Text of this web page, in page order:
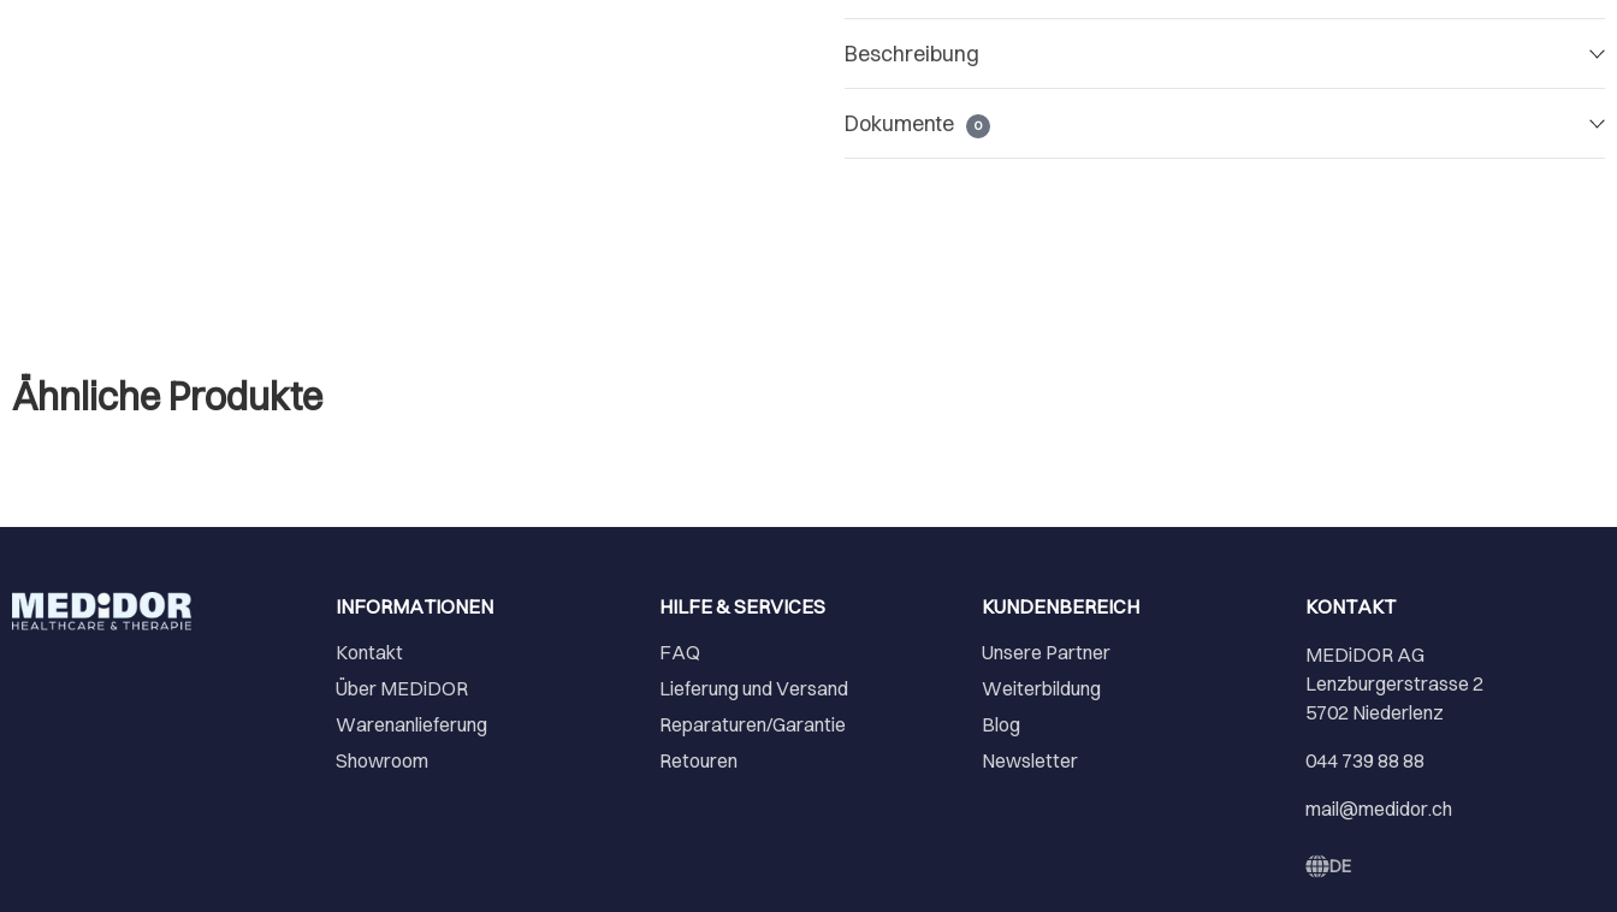
Beschreibung
Dokumente 0
Ähnliche Produkte
INFORMATIONEN
Kontakt
Über MEDiDOR
Warenanlieferung
Showroom
HILFE & SERVICES
FAQ
Lieferung und Versand
Reparaturen/Garantie
Retouren
KUNDENBEREICH
Unsere Partner
Weiterbildung
Blog
Newsletter
KONTAKT
MEDiDOR AG
Lenzburgerstrasse 2
5702 Niederlenz
044 739 88 88
mail@medidor.ch
DE